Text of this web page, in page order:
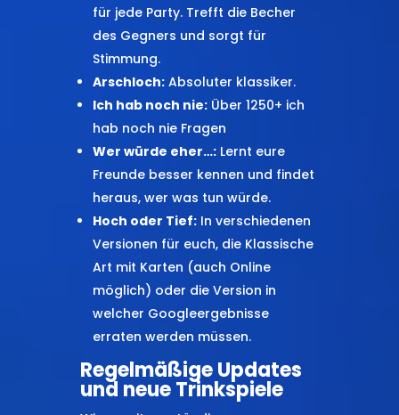
für jede Party. Trefft die Becher
des Gegners und sorgt für
Stimmung.
Arschloch:Absoluter klassiker.
Ich hab noch nie:Über 1250+ ich
hab noch nie Fragen
Wer würde eher…:Lernt eure
Freunde besser kennen und findet
heraus, wer was tun würde.
Hoch oder Tief:In verschiedenen
Versionen für euch, die Klassische
Art mit Karten (auch Online
möglich) oder die Version in
welcher Googleergebnisse
erraten werden müssen.
Regelmäßige Updates
und neue Trinkspiele